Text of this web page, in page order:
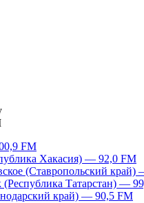
FM
Хакасия) — 92,0 FM
(Ставропольский
(Республика Татарстан) —
край) — 90,5 FM